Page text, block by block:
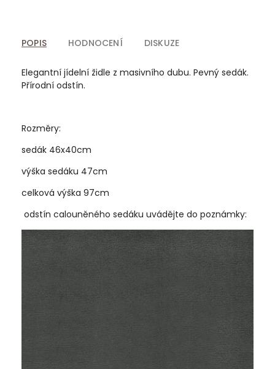
POPIS HODNOCENÍ DISKUZE
Elegantní jídelní židle z masivního dubu. Pevný sedák.
Přírodní odstín.
Rozměry:
sedák 46x40cm
výška sedáku 47cm
celková výška 97cm
odstín calouněného sedáku uvádějte do poznámky: